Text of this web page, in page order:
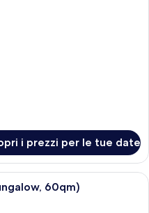
i prezzi per le tue date
camera da letto moderna con
60qm)